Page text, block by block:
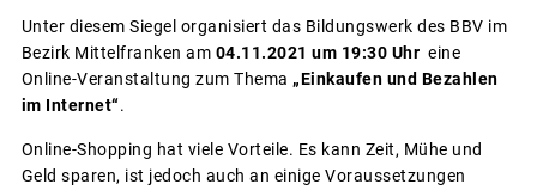
Unter diesem Siegel organisiert das Bildungswerk des BBV im
Bezirk Mittelfranken am 04.11.2021 um 19:30 Uhr eine
Online-Veranstaltung zum Thema „Einkaufen und Bezahlen
im Internet“.
Online-Shopping hat viele Vorteile. Es kann Zeit, Mühe und
Geld sparen, ist jedoch auch an einige Voraussetzungen